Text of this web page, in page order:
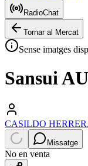
RadioChat
Tornar al Mercat
Sense imatges
Sansui
CASILDO
Missatge
No en venta